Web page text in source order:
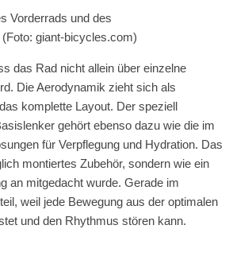
Vorderrads und des
giant-bicycles.com)
das Rad nicht allein über einzelne
Die Aerodynamik zieht sich als
komplette Layout. Der speziell
gehört ebenso dazu wie die im
für Verpflegung und Hydration. Das
montiertes Zubehör, sondern wie ein
an mitgedacht wurde. Gerade im
weil jede Bewegung aus der optimalen
und den Rhythmus stören kann.